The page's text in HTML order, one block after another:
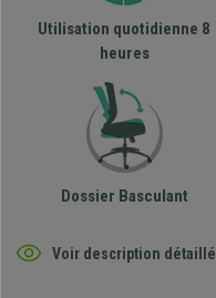
Utilisation quotidienne 8
heures
Dossier Basculant
Voir description